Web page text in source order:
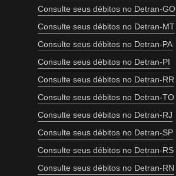
Consulte seus débitos no Detran-GO
Consulte seus débitos no Detran-MT
Consulte seus débitos no Detran-PA
Consulte seus débitos no Detran-PI
Consulte seus débitos no Detran-RR
Consulte seus débitos no Detran-TO
Consulte seus débitos no Detran-RJ
Consulte seus débitos no Detran-SP
Consulte seus débitos no Detran-RS
Consulte seus débitos no Detran-RN